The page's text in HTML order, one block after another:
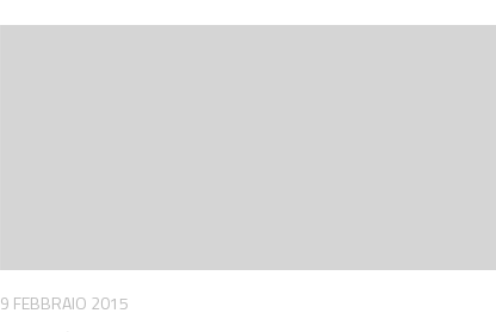
9 FEBBRAIO 2015